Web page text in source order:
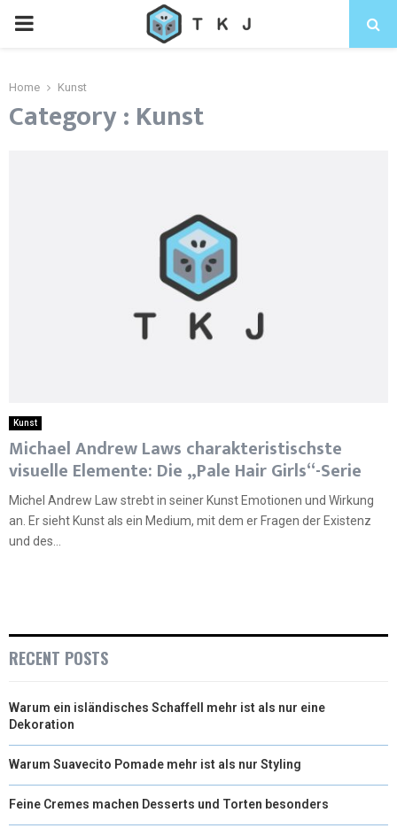
Home Kunst
Category : Kunst
Kunst
Michael Andrew Laws charakteristischste
visuelle Elemente: Die „Pale Hair Girls“-Serie
Michel Andrew Law strebt in seiner Kunst Emotionen und Wirkung
an. Er sieht Kunst als ein Medium, mit dem er Fragen der Existenz
und des...
RECENT POSTS
Warum ein isländisches Schaffell mehr ist als nur eine
Dekoration
Warum Suavecito Pomade mehr ist als nur Styling
Feine Cremes machen Desserts und Torten besonders